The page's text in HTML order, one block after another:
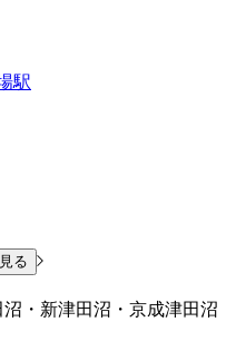
駅
る
・新津田沼・京成津田沼